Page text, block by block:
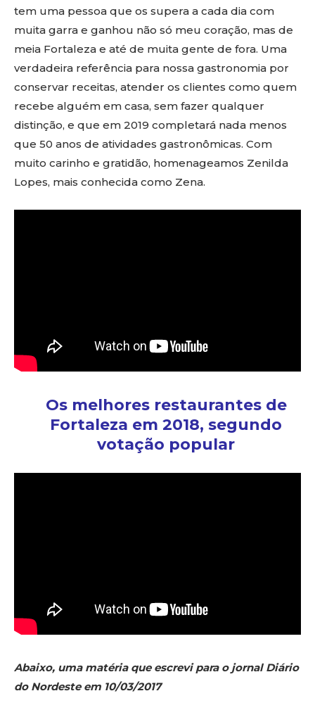
tem uma pessoa que os supera a cada dia com
muita garra e ganhou não só meu coração, mas de
meia Fortaleza e até de muita gente de fora. Uma
verdadeira referência para nossa gastronomia por
conservar receitas, atender os clientes como quem
recebe alguém em casa, sem fazer qualquer
distinção, e que em 2019 completará nada menos
que 50 anos de atividades gastronômicas. Com
muito carinho e gratidão, homenageamos Zenilda
Lopes, mais conhecida como Zena.
Os melhores restaurantes de
Fortaleza em 2018, segundo
votação popular
Abaixo, uma matéria que escrevi para o jornal Diário
do Nordeste em 10/03/2017